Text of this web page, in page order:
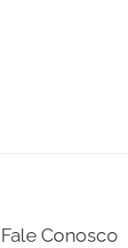
Fale Conosco